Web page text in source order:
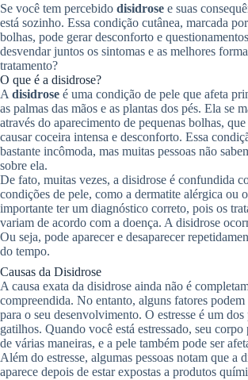
Se você tem percebido disidrose e suas
está sozinho. Essa condição cutânea, marcada
bolhas, pode gerar desconforto e
desvendar juntos os sintomas e as melhores
tratamento?
O que é a disidrose?
A disidrose é uma condição de pele que afeta
as palmas das mãos e as plantas dos pés. Ela se
através do aparecimento de pequenas bolhas,
causar coceira intensa e desconforto. Essa
bastante incômoda, mas muitas pessoas não
sobre ela.
De fato, muitas vezes, a disidrose é confundida
condições de pele, como a dermatite alérgica ou
importante ter um diagnóstico correto, pois os
variam de acordo com a doença. A disidrose
Ou seja, pode aparecer e desaparecer
do tempo.
Causas da Disidrose
A causa exata da disidrose ainda não é
compreendida. No entanto, alguns fatores
para o seu desenvolvimento. O estresse é um
gatilhos. Quando você está estressado, seu corpo
de várias maneiras, e a pele também pode ser
Além do estresse, algumas pessoas notam que a
aparece depois de estar expostas a produtos